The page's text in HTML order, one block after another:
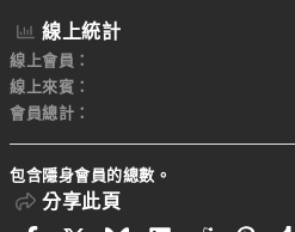
線上統計
線上會員
線上來賓
會員總計
包含隱身會員的總數。
分享此頁